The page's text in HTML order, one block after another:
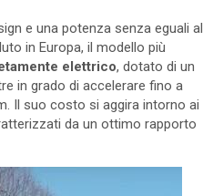
e una potenza senza eguali al
in Europa, il modello più
elettrico, dotato di un
in grado di accelerare fino a
Il suo costo si aggira intorno ai
da un ottimo rapporto